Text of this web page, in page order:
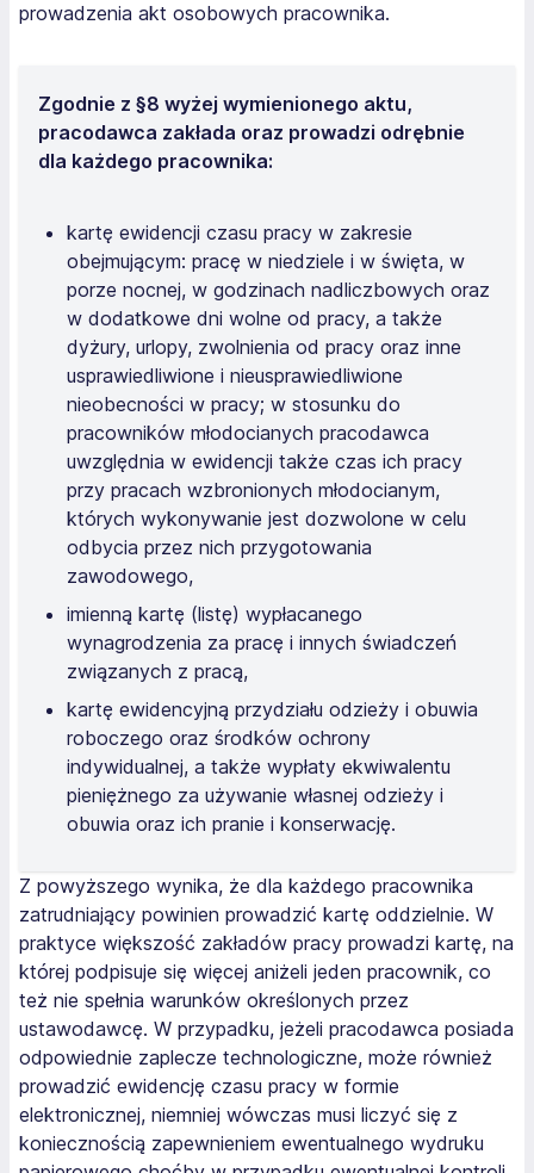
prowadzenia akt osobowych pracownika.
Zgodnie z §8 wyżej wymienionego aktu,
pracodawca zakłada oraz prowadzi odrębnie
dla każdego pracownika:
kartę ewidencji czasu pracy w zakresie
obejmującym: pracę w niedziele i w święta, w
porze nocnej, w godzinach nadliczbowych oraz
w dodatkowe dni wolne od pracy, a także
dyżury, urlopy, zwolnienia od pracy oraz inne
usprawiedliwione i nieusprawiedliwione
nieobecności w pracy; w stosunku do
pracowników młodocianych pracodawca
uwzględnia w ewidencji także czas ich pracy
przy pracach wzbronionych młodocianym,
których wykonywanie jest dozwolone w celu
odbycia przez nich przygotowania
zawodowego,
imienną kartę (listę) wypłacanego
wynagrodzenia za pracę i innych świadczeń
związanych z pracą,
kartę ewidencyjną przydziału odzieży i obuwia
roboczego oraz środków ochrony
indywidualnej, a także wypłaty ekwiwalentu
pieniężnego za używanie własnej odzieży i
obuwia oraz ich pranie i konserwację.
Z powyższego wynika, że dla każdego pracownika
zatrudniający powinien prowadzić kartę oddzielnie. W
praktyce większość zakładów pracy prowadzi kartę, na
której podpisuje się więcej aniżeli jeden pracownik, co
też nie spełnia warunków określonych przez
ustawodawcę. W przypadku, jeżeli pracodawca posiada
odpowiednie zaplecze technologiczne, może również
prowadzić ewidencję czasu pracy w formie
elektronicznej, niemniej wówczas musi liczyć się z
koniecznością zapewnieniem ewentualnego wydruku